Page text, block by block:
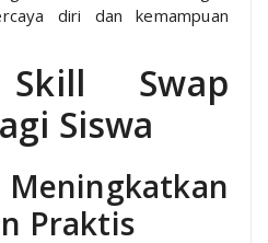
diri dan kemampuan
Swap
Siswa
Praktis